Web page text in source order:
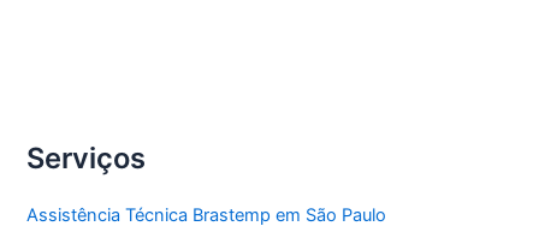
Electrolux
Serviços
Assistência Técnica Brastemp em São Paulo